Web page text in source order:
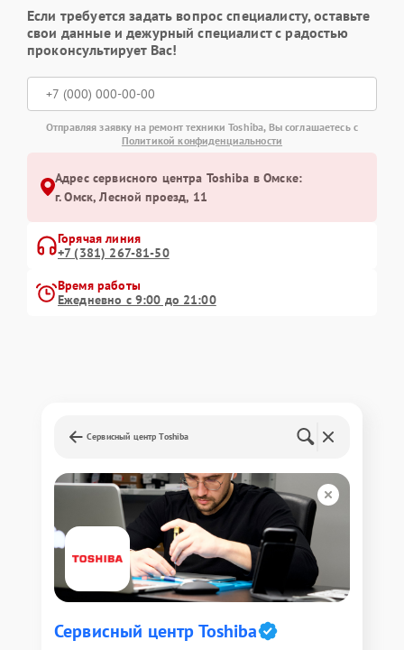
Если требуется задать вопрос специалисту, оставьте
свои данные и дежурный специалист с радостью
проконсультирует Вас!
Отправляя заявку на ремонт техники Toshiba, Вы соглашаетесь с
Политикой конфиденциальности
Адрес сервисного центра Toshiba в Омске:
г. Омск, ​Лесной проезд, 11
Горячая линия
+7 (381) 267-81-50
Время работы
Ежедневно с 9:00 до 21:00
Сервисный центр Toshiba
Сервисный центр Toshiba